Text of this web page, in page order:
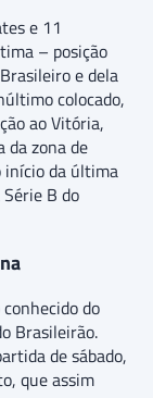
e 11
– posição
e dela
colocado,
ao Vitória,
da zona de
início da última
B do
do
Brasileirão.
de sábado,
que assim